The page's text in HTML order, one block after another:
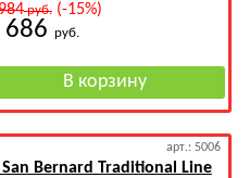
руб.(-15%)
686 руб.
арт.: 5006
San Bernard Traditional Line